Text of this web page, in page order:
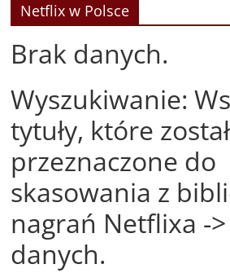
Netflix w Polsce
Brak danych.
Wyszukiwanie:
tytuły, które
przeznaczone do
skasowania z
nagrań Netflixa -
danych.